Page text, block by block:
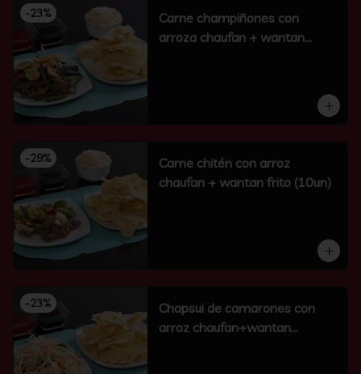
-23%
Carne champiñones con
arroza chaufan + wantan
-29%
Carne chitén con arroz
chaufan + wantan frito (10un)
-23%
Chapsui de camarones con
arroz chaufan+wantan